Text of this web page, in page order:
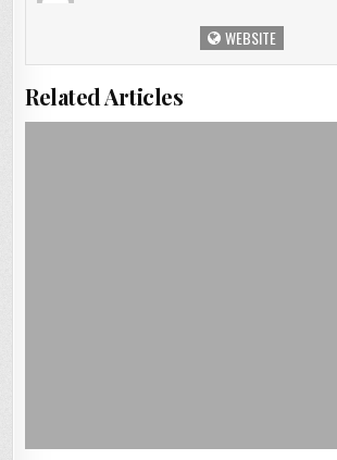
WEBSITE
Related Articles